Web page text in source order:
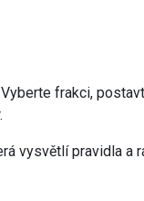
frakci,
vysvětlí pravidla a